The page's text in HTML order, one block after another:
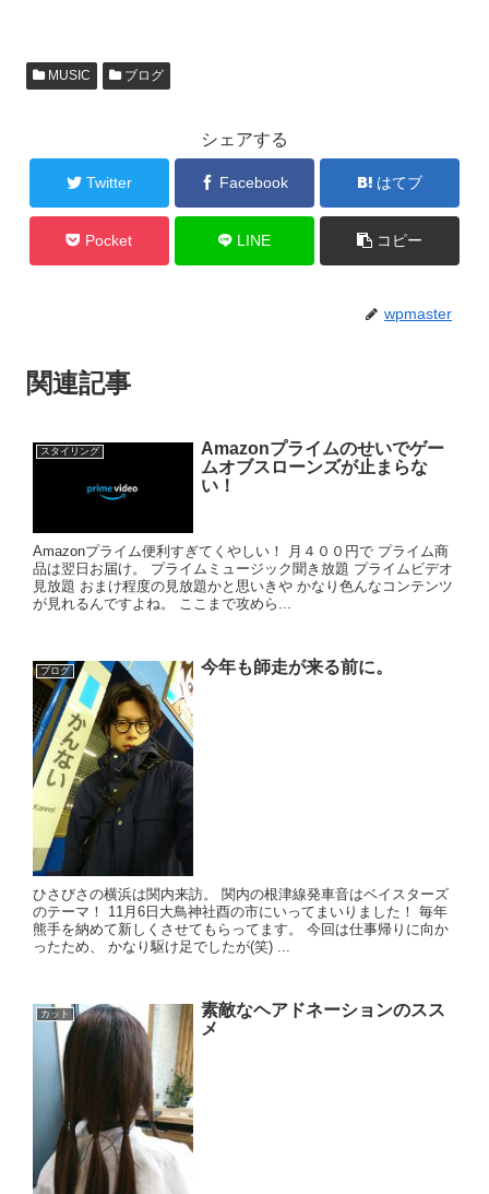
MUSIC ブログ
シェアする
Twitter Facebook はてブ
Pocket LINE コピー
wpmaster
関連記事
スタイリング
Amazonプライムのせいでゲー
ムオブスローンズが止まらな
い！
Amazonプライム便利すぎてくやしい！ 月４００円で プライム商
品は翌日お届け。 プライムミュージック聞き放題 プライムビデオ
見放題 おまけ程度の見放題かと思いきや かなり色んなコンテンツ
が見れるんですよね。 ここまで攻めら...
ブログ 今年も師走が来る前に。
ひさびさの横浜は関内来訪。 関内の根津線発車音はベイスターズ
のテーマ！ 11月6日大鳥神社酉の市にいってまいりました！ 毎年
熊手を納めて新しくさせてもらってます。 今回は仕事帰りに向か
ったため、 かなり駆け足でしたが(笑) ...
カット
素敵なヘアドネーションのスス
メ